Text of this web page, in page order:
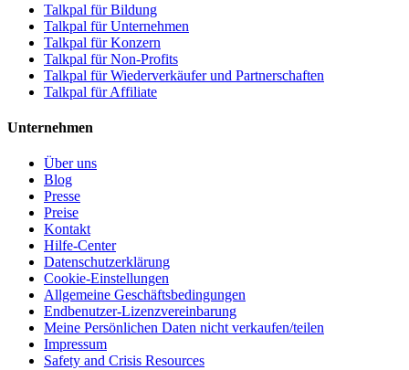
Talkpal für Bildung
Talkpal für Unternehmen
Talkpal für Konzern
Talkpal für Non-Profits
Talkpal für Wiederverkäufer und Partnerschaften
Talkpal für Affiliate
Unternehmen
Über uns
Blog
Presse
Preise
Kontakt
Hilfe-Center
Datenschutzerklärung
Cookie-Einstellungen
Allgemeine Geschäftsbedingungen
Endbenutzer-Lizenzvereinbarung
Meine Persönlichen Daten nicht verkaufen/teilen
Impressum
Safety and Crisis Resources